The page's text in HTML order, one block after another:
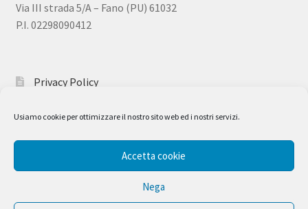
Usiamo cookie per ottimizzare il nostro sito web ed i nostri servizi.
Accetta cookie
Nega
Via III strada 5/A – Fano (PU) 61032
P.I. 02298090412
Privacy Policy
© Corsi Sicurezza 2026
Realizzato con WooCommerce.